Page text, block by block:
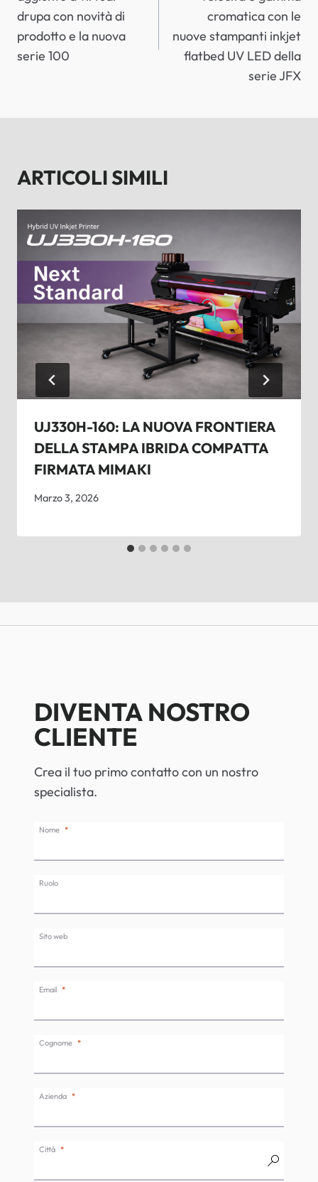
drupa con novità di
prodotto e la nuova
serie 100
cromatica con le
nuove stampanti inkjet
flatbed UV LED della
serie JFX
ARTICOLI SIMILI
UJ330H-160: LA NUOVA FRONTIERA
DELLA STAMPA IBRIDA COMPATTA
FIRMATA MIMAKI
Marzo 3, 2026
DIVENTA NOSTRO
CLIENTE
Crea il tuo primo contatto con un nostro
specialista.
Nome
Ruolo
Sito web
Email
Cognome
Azienda
Città